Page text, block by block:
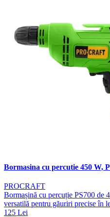
Bormasina cu percutie 450 W,
PROCRAFT
Bormașină cu percuție PS700 de
versatilă pentru găuriri precise în
125 Lei